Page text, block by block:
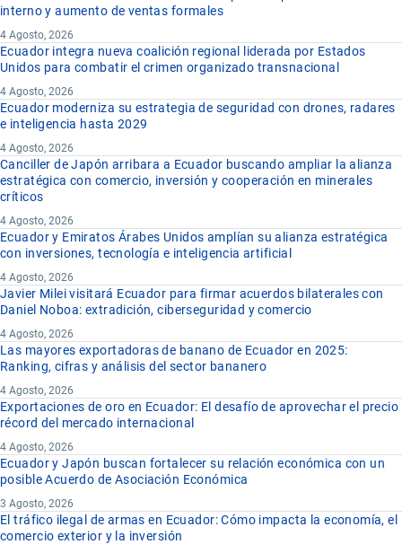
interno y aumento de ventas formales
4 Agosto, 2026
Ecuador integra nueva coalición regional liderada por Estados
Unidos para combatir el crimen organizado transnacional
4 Agosto, 2026
Ecuador moderniza su estrategia de seguridad con drones, radares
e inteligencia hasta 2029
4 Agosto, 2026
Canciller de Japón arribara a Ecuador buscando ampliar la alianza
estratégica con comercio, inversión y cooperación en minerales
críticos
4 Agosto, 2026
Ecuador y Emiratos Árabes Unidos amplían su alianza estratégica
con inversiones, tecnología e inteligencia artificial
4 Agosto, 2026
Javier Milei visitará Ecuador para firmar acuerdos bilaterales con
Daniel Noboa: extradición, ciberseguridad y comercio
4 Agosto, 2026
Las mayores exportadoras de banano de Ecuador en 2025:
Ranking, cifras y análisis del sector bananero
4 Agosto, 2026
Exportaciones de oro en Ecuador: El desafío de aprovechar el precio
récord del mercado internacional
4 Agosto, 2026
Ecuador y Japón buscan fortalecer su relación económica con un
posible Acuerdo de Asociación Económica
3 Agosto, 2026
El tráfico ilegal de armas en Ecuador: Cómo impacta la economía, el
comercio exterior y la inversión